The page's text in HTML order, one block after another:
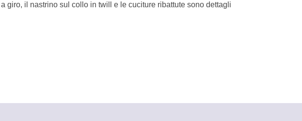
giro, il nastrino sul collo in twill e le cuciture ribattute sono dettagli